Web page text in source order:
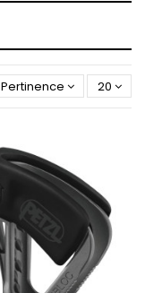
Pertinence 20